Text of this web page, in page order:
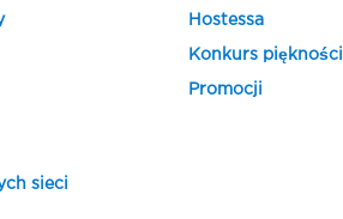
sieci
Hostessa
Konkurs piękności
Promocji